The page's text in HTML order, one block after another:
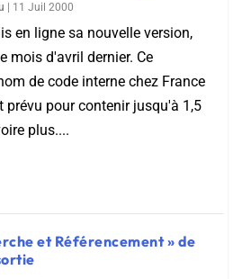
11 Juil 2000
en ligne sa nouvelle version,
mois d'avril dernier. Ce
de code interne chez France
prévu pour contenir jusqu'à 1,5
plus....
et Référencement » de